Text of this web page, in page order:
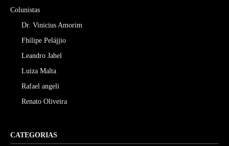
Colunistas
Dr. Vinicius Amorim
Fhilipe Pelájjio
Leandro Jahel
Luiza Malta
Rafael angeli
Renato Oliveira
CATEGORIAS